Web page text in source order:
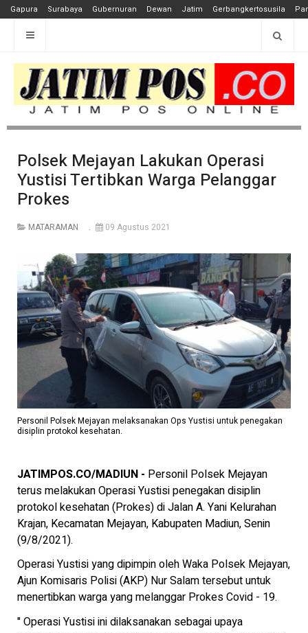
Gapura Surabaya Gubernuran Dewan Jatim Gerbangkertosusila
Polsek Mejayan Lakukan Operasi
Yustisi Tertibkan Warga Pelanggar
Prokes
MATARAMAN 09 Agustus 2021
Personil Polsek Mejayan melaksanakan Ops Yustisi untuk penegakan
disiplin protokol kesehatan.
JATIMPOS.CO/MADIUN - Personil Polsek Mejayan
terus melakukan Operasi Yustisi penegakan disiplin
protokol kesehatan (Prokes) di Jalan A. Yani Kelurahan
Krajan, Kecamatan Mejayan, Kabupaten Madiun, Senin
(9/8/2021).
Operasi Yustisi yang dipimpin oleh Waka Polsek Mejayan,
Ajun Komisaris Polisi (AKP) Nur Salam tersebut untuk
menertibkan warga yang melanggar Prokes Covid - 19.
" Operasi Yustisi ini dilaksanakan sebagai upaya